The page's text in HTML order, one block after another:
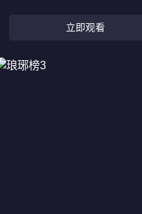
立即观看